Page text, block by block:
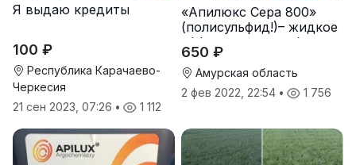
Я выдаю кредиты
100 ₽
Республика Карачаево-
Черкесия
21 сен 2023, 07:26 • 1 112
«Апилюкс Сера 800»
(полисульфид!)– жидкое
эффективное удобрение
с высоким содержанием
доступной серы
650 ₽
Амурская область
2 фев 2022, 22:54 • 1 756